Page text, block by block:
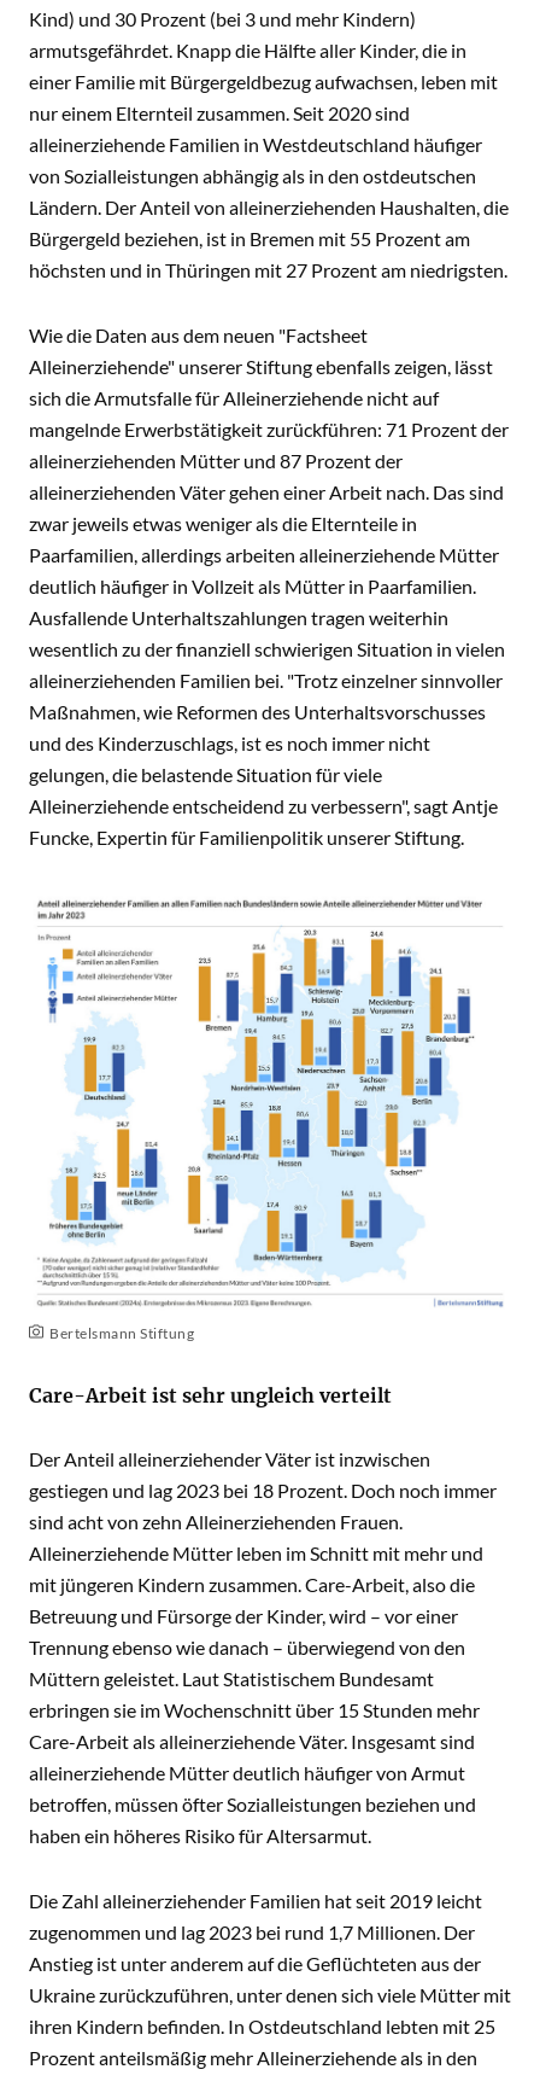
Kind) und 30 Prozent (bei 3 und mehr Kindern)
armutsgefährdet. Knapp die Hälfte aller Kinder, die in
einer Familie mit Bürgergeldbezug aufwachsen, leben mit
nur einem Elternteil zusammen. Seit 2020 sind
alleinerziehende Familien in Westdeutschland häufiger
von Sozialleistungen abhängig als in den ostdeutschen
Ländern. Der Anteil von alleinerziehenden Haushalten, die
Bürgergeld beziehen, ist in Bremen mit 55 Prozent am
höchsten und in Thüringen mit 27 Prozent am niedrigsten.
Wie die Daten aus dem neuen "Factsheet
Alleinerziehende" unserer Stiftung ebenfalls zeigen, lässt
sich die Armutsfalle für Alleinerziehende nicht auf
mangelnde Erwerbstätigkeit zurückführen: 71 Prozent der
alleinerziehenden Mütter und 87 Prozent der
alleinerziehenden Väter gehen einer Arbeit nach. Das sind
zwar jeweils etwas weniger als die Elternteile in
Paarfamilien, allerdings arbeiten alleinerziehende Mütter
deutlich häufiger in Vollzeit als Mütter in Paarfamilien.
Ausfallende Unterhaltszahlungen tragen weiterhin
wesentlich zu der finanziell schwierigen Situation in vielen
alleinerziehenden Familien bei. "Trotz einzelner sinnvoller
Maßnahmen, wie Reformen des Unterhaltsvorschusses
und des Kinderzuschlags, ist es noch immer nicht
gelungen, die belastende Situation für viele
Alleinerziehende entscheidend zu verbessern", sagt Antje
Funcke, Expertin für Familienpolitik unserer Stiftung.
Bertelsmann Stiftung
Care-Arbeit ist sehr ungleich verteilt
Der Anteil alleinerziehender Väter ist inzwischen
gestiegen und lag 2023 bei 18 Prozent. Doch noch immer
sind acht von zehn Alleinerziehenden Frauen.
Alleinerziehende Mütter leben im Schnitt mit mehr und
mit jüngeren Kindern zusammen. Care-Arbeit, also die
Betreuung und Fürsorge der Kinder, wird – vor einer
Trennung ebenso wie danach – überwiegend von den
Müttern geleistet. Laut Statistischem Bundesamt
erbringen sie im Wochenschnitt über 15 Stunden mehr
Care-Arbeit als alleinerziehende Väter. Insgesamt sind
alleinerziehende Mütter deutlich häufiger von Armut
betroffen, müssen öfter Sozialleistungen beziehen und
haben ein höheres Risiko für Altersarmut.
Die Zahl alleinerziehender Familien hat seit 2019 leicht
zugenommen und lag 2023 bei rund 1,7 Millionen. Der
Anstieg ist unter anderem auf die Geflüchteten aus der
Ukraine zurückzuführen, unter denen sich viele Mütter mit
ihren Kindern befinden. In Ostdeutschland lebten mit 25
Prozent anteilsmäßig mehr Alleinerziehende als in den